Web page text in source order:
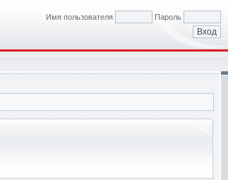
Имя пользователя Пароль